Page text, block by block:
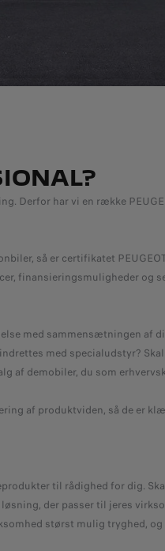
har vi en række
så er certifikatet
finansieringsmuligheder og
med sammensætningen af
med specialudstyr?
af demobiler, du som
af produktviden, så de er
til rådighed for dig.
der passer til jeres
størst mulig tryghed,